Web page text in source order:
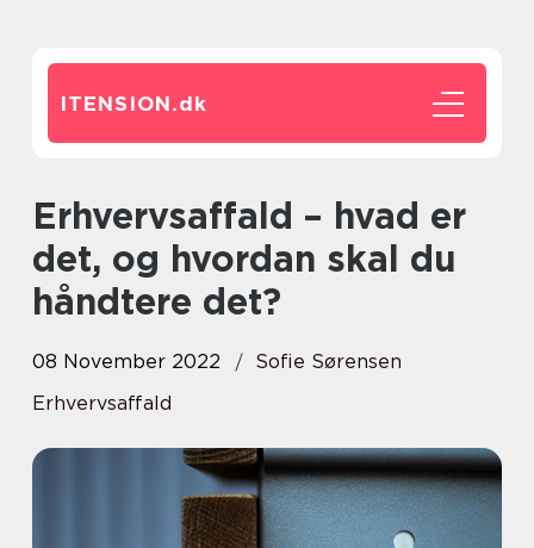
ITENSION.dk
Erhvervsaffald – hvad er
det, og hvordan skal du
håndtere det?
08 November 2022
Sofie Sørensen
Erhvervsaffald